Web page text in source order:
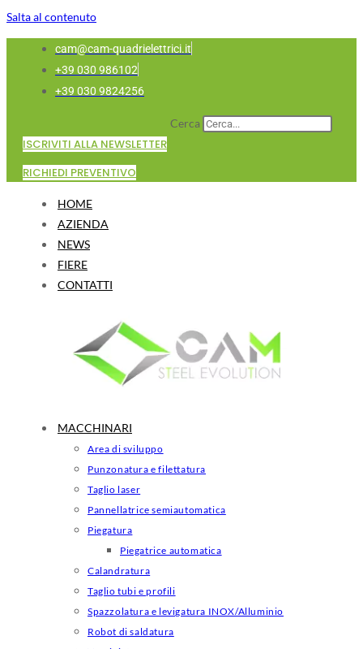
Salta al contenuto
cam@cam-quadrielettrici.it
+39 030 986102
+39 030 9824256
Cerca
ISCRIVITI ALLA NEWSLETTER
RICHIEDI PREVENTIVO
HOME
AZIENDA
NEWS
FIERE
CONTATTI
MACCHINARI
Area di sviluppo
Punzonatura e filettatura
Taglio laser
Pannellatrice semiautomatica
Piegatura
Piegatrice automatica
Calandratura
Taglio tubi e profili
Spazzolatura e levigatura INOX/Alluminio
Robot di saldatura